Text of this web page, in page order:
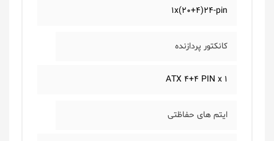
1x(20+4)24-pin
کانکتور پردازنده
ATX 4+4 PIN x 1
ایتم های حفاظتی